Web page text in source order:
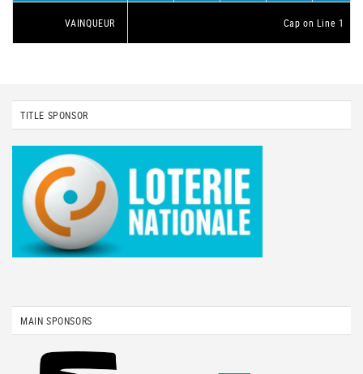
VAINQUEUR Cap on Line 1
TITLE SPONSOR
MAIN SPONSORS